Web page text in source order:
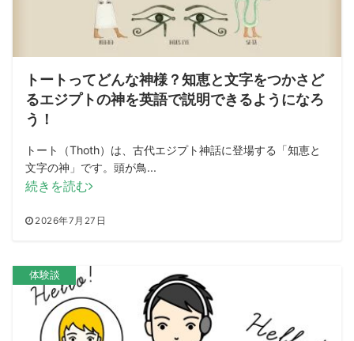
トートってどんな神様？知恵と文字をつかさど
るエジプトの神を英語で説明できるようになろ
う！
トート（Thoth）は、古代エジプト神話に登場する「知恵と
文字の神」です。頭が鳥...
2026年7月27日
続きを読む
体験談